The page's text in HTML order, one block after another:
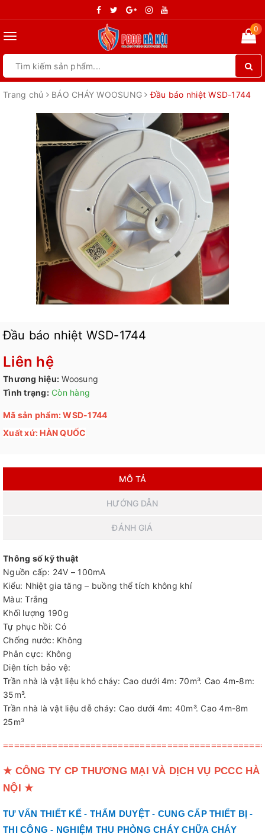
Toggle
0
Trang chủ BÁO CHÁY WOOSUNG Đầu báo nhiệt WSD-1744
Đầu báo nhiệt WSD-1744
Liên hệ
Thương hiệu: Woosung
Tình trạng: Còn hàng
Mã sản phẩm: WSD-1744
Xuất xứ: HÀN QUỐC
MÔ TẢ
HƯỚNG DẪN
ĐÁNH GIÁ
Thông số kỹ thuật
Nguồn cấp: 24V – 100mA
Kiểu: Nhiệt gia tăng – buồng thể tích không khí
Màu: Trắng
Khối lượng 190g
Tự phục hồi: Có
Chống nước: Không
Phân cực: Không
Diện tích bảo vệ:
Trần nhà là vật liệu khó cháy: Cao dưới 4m: 70m³. Cao 4m-8m:
35m³.
Trần nhà là vật liệu dễ cháy: Cao dưới 4m: 40m³. Cao 4m-8m
25m³
★ CÔNG TY CP THƯƠNG MẠI VÀ DỊCH VỤ PCCC HÀ
NỘI ★
TƯ VẤN THIẾT KẾ - THẨM DUYỆT - CUNG CẤP THIẾT BỊ -
THI CÔNG - NGHIỆM THU PHÒNG CHÁY CHỮA CHÁY